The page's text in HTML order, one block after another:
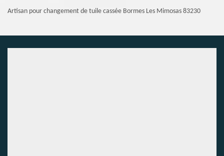
Artisan pour changement de tuile cassée Bormes Les Mimosas 83230